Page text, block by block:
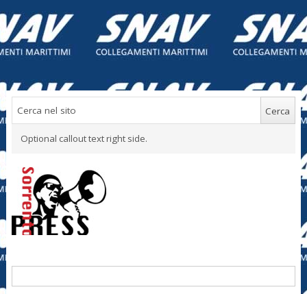
Optional callout text right side.